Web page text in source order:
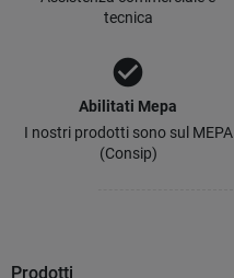
tecnica
check_circle
Abilitati Mepa
I nostri prodotti sono sul MEPA
(Consip)
Prodotti